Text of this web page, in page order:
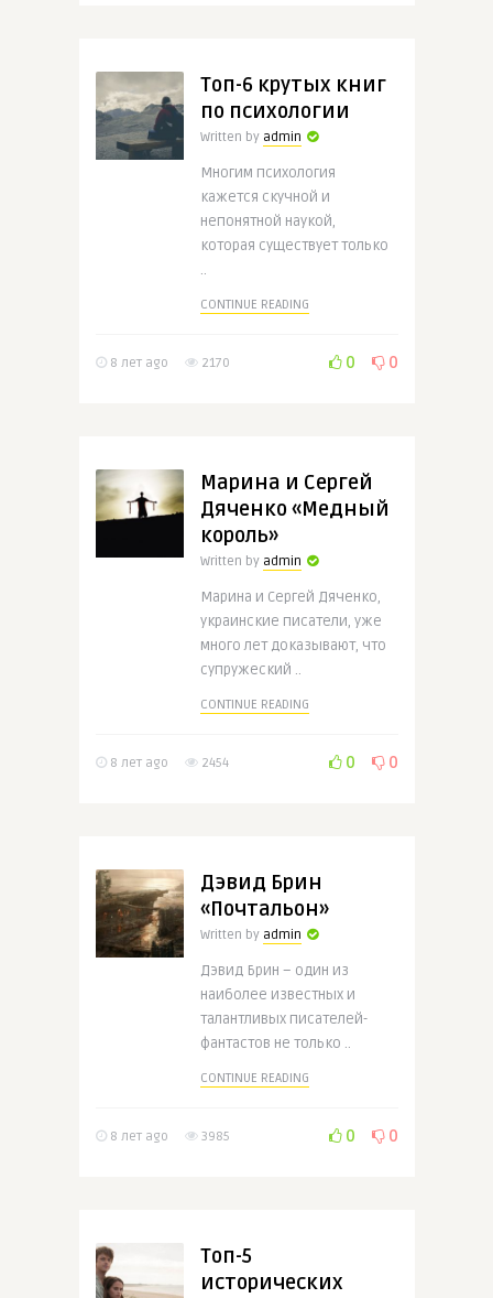
Топ-6 крутых книг
по психологии
Written by admin
Многим психология
кажется скучной и
непонятной наукой,
которая существует только
..
CONTINUE READING
8 лет ago 2170 0 0
Марина и Сергей
Дяченко «Медный
король»
Written by admin
Марина и Сергей Дяченко,
украинские писатели, уже
много лет доказывают, что
супружеский ..
CONTINUE READING
8 лет ago 2454 0 0
Дэвид Брин
«Почтальон»
Written by admin
Дэвид Брин – один из
наиболее известных и
талантливых писателей-
фантастов не только ..
CONTINUE READING
8 лет ago 3985 0 0
Топ-5
исторических